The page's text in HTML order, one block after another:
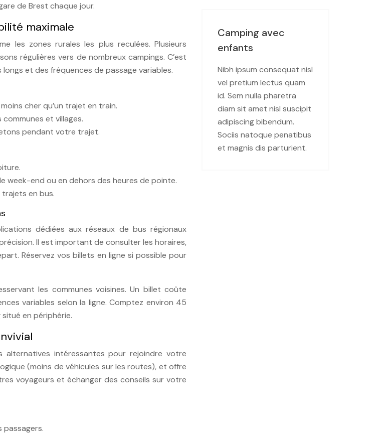
de Brest chaque jour.
maximale
les zones rurales les plus reculées. Plusieurs
régulières vers de nombreux campings. C’est
et des fréquences de passage variables.
cher qu’un trajet en train.
et villages.
pendant votre trajet.
week-end ou en dehors des heures de pointe.
en bus.
dédiées aux réseaux de bus régionaux
Il est important de consulter les horaires,
Réservez vos billets en ligne si possible pour
les communes voisines. Un billet coûte
variables selon la ligne. Comptez environ 45
en périphérie.
alternatives intéressantes pour rejoindre votre
(moins de véhicules sur les routes), et offre
voyageurs et échanger des conseils sur votre
passagers.
Camping avec
enfants
Nibh ipsum consequat nisl
vel pretium lectus quam
id. Sem nulla pharetra
diam sit amet nisl suscipit
adipiscing bibendum.
Sociis natoque penatibus
et magnis dis parturient.